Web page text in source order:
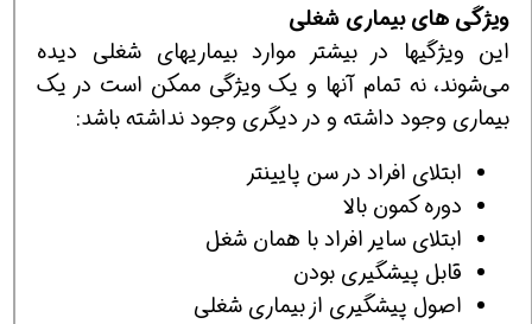
ویژگی های بیماری شغلی
این ویژگیها در بیشتر موارد بیماریهای شغلی دیده
می‌شوند، نه تمام آنها و یک ویژگی ممکن است در یک
بیماری وجود داشته و در دیگری وجود نداشته باشد:
ابتلای افراد در سن پایینتر
دوره کمون بالا
ابتلای سایر افراد با همان شغل
قابل پیشگیری بودن
اصول پيشگيري از بيماری شغلی